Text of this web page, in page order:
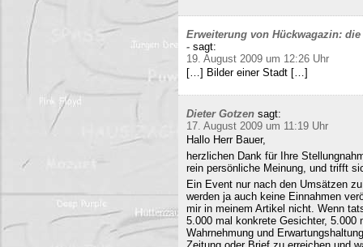
Erweiterung von Hückwagazin:
- sagt:
19. August 2009 um 12:26 Uhr
[…] Bilder einer Stadt […]
Dieter Gotzen sagt:
17. August 2009 um 11:19 Uhr
Hallo Herr Bauer,
herzlichen Dank für Ihre
rein persönliche Meinung, und trifft
Ein Event nur nach den Umsätzen
werden ja auch keine Einnahmen
mir in meinem Artikel nicht. Wenn
5.000 mal konkrete Gesichter, 5.000
Wahrnehmung und